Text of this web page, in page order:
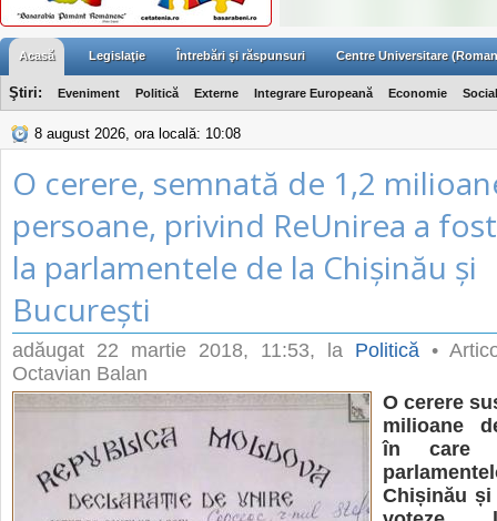
Acasă Legislaţie Întrebări şi răspunsuri Centre Universitare
Ştiri: Eveniment Politică Externe Integrare Europeană Economie Social
8 august 2026, ora locală: 10:08
O cerere, semnată de 1,2
persoane, privind ReUnirea a
la parlamentele de la Chișinău și
București
adăugat 22 martie 2018, 11:53, la Politică •
Octavian Balan
O cerere
milioane
în care
Chișinău